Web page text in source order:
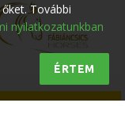
További
nyilatkozatunkban
ÉRTEM